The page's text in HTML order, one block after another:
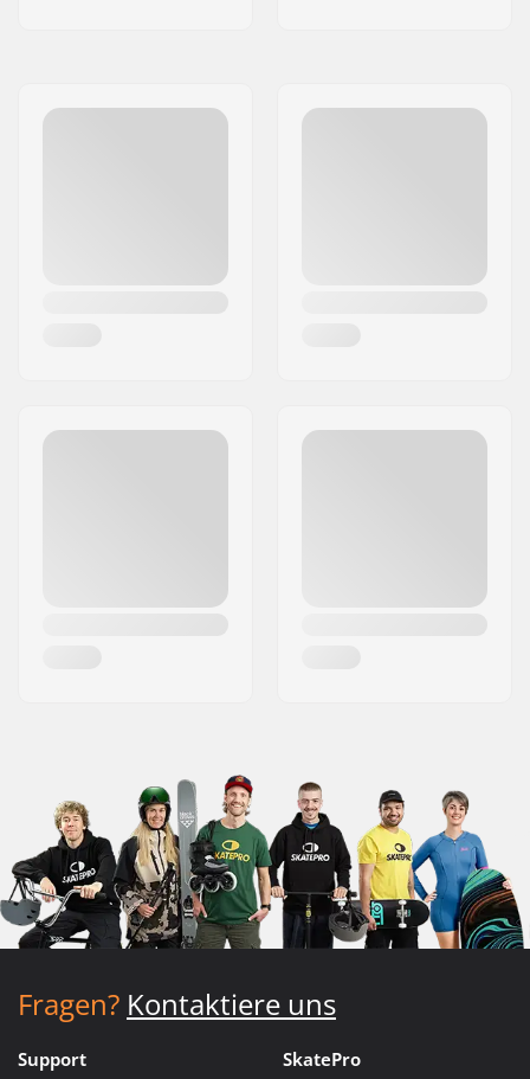
Fragen? Kontaktiere uns
Support SkatePro